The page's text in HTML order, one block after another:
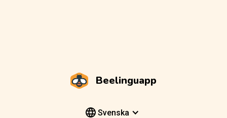
Beelinguapp
Svenska